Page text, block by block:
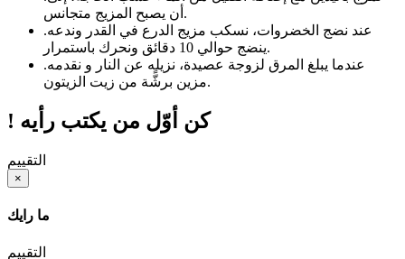
أن يصبح المزيج متجانس.
.عند نضج الخضروات، نسكب مزيج الدرع في القدر وندعه
ينضج حوالي 10 دقائق ونحرك باستمرار.
.عندما يبلغ المرق لزوجة عصيدة، نزيله عن النار و نقدمه
مزين برشًّة من زيت الزيتون.
! كن أوّل من يكتب رأيه
التقييم
×
ما رايك
التقييم